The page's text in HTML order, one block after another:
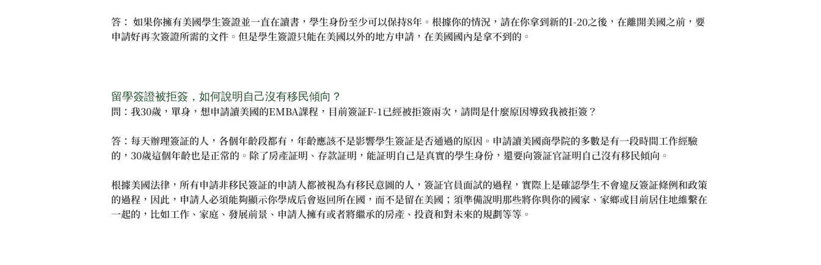
答： 如果你擁有美國學生簽證並一直在讀書，學生身份至少可以保持8年。根據你的情況，請在你拿到新的I-20之後，在離開美國之前，要
申請好再次簽證所需的文件。但是學生簽證只能在美國以外的地方申請，在美國國內是拿不到的。
留學簽證被拒簽，如何說明自己沒有移民傾向？
問：我30歲，單身，想申請讀美國的EMBA課程，目前簽証F-1已經被拒簽兩次，請問是什麼原因導致我被拒簽？
答：每天辦理簽証的人，各個年齡段都有，年齡應該不是影響學生簽証是否通過的原因。申請讀美國商學院的多數是有一段時間工作經驗
的，30歲這個年齡也是正常的。除了房產証明、存款証明，能証明自己是真實的學生身份，還要向簽証官証明自己沒有移民傾向。
根據美國法律，所有申請非移民簽証的申請人都被視為有移民意圖的人，簽証官員面試的過程，實際上是確認學生不會違反簽証條例和政策
的過程，因此，申請人必須能夠顯示你學成后會返回所在國，而不是留在美國；須準備說明那些將你與你的國家、家鄉或目前居住地維繫在
一起的，比如工作、家庭、發展前景、申請人擁有或者將繼承的房產、投資和對未來的規劃等等。